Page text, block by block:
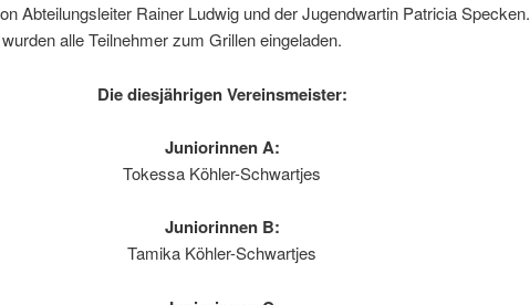
Abteilungsleiter Rainer Ludwig und der Jugendwartin Patricia Specken.
alle Teilnehmer zum Grillen eingeladen.
Die diesjährigen Vereinsmeister:
Juniorinnen A:
Tokessa Köhler-Schwartjes
Juniorinnen B:
Tamika Köhler-Schwartjes